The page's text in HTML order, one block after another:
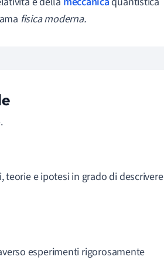
fisica moderna.
teorie e ipotesi in grado di descrivere
esperimenti rigorosamente